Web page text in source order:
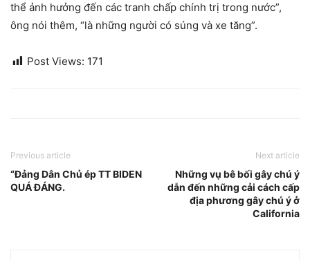
thể ảnh hưởng đến các tranh chấp chính trị trong nước”,
ông nói thêm, “là những người có súng và xe tăng”.
Post Views: 171
Previous article
“Đảng Dân Chủ ép TT BIDEN
QUÁ ĐÁNG.
Next article
Những vụ bê bối gây chú ý
dẫn đến những cải cách cấp
địa phương gây chú ý ở
California